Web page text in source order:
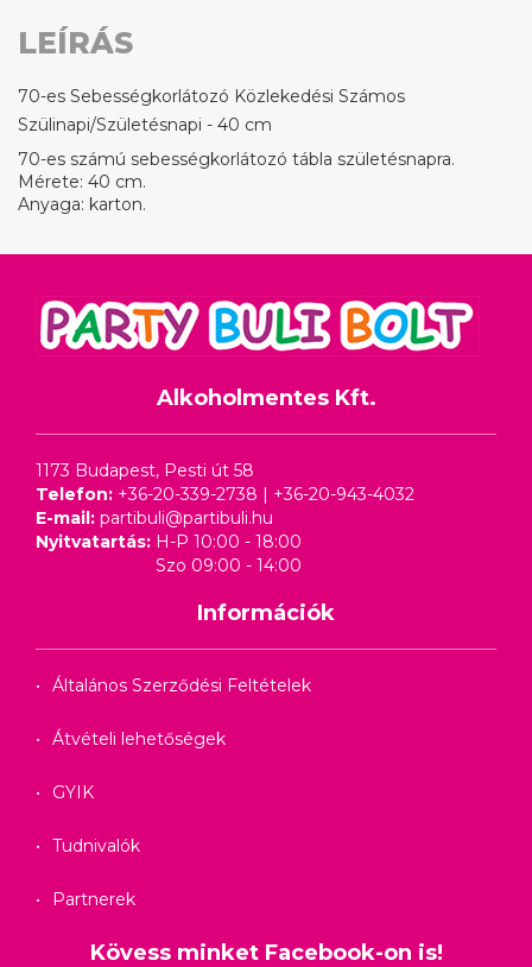
LEÍRÁS
70-es Sebességkorlátozó Közlekedési Számos
Szülinapi/Születésnapi - 40 cm
70-es számú sebességkorlátozó tábla születésnapra.
Mérete: 40 cm.
Anyaga: karton.
Alkoholmentes Kft.
1173 Budapest, Pesti út 58
Telefon: +36-20-339-2738 | +36-20-943-4032
E-mail: partibuli@partibuli.hu
Nyitvatartás: H-P 10:00 - 18:00
Szo 09:00 - 14:00
Információk
Általános Szerződési Feltételek
Átvételi lehetőségek
GYIK
Tudnivalók
Partnerek
Kövess minket Facebook-on is!